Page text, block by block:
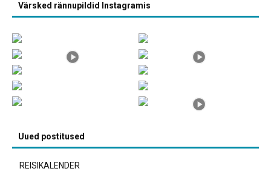
Värsked rännupildid Instagramis
Uued postitused
REISIKALENDER